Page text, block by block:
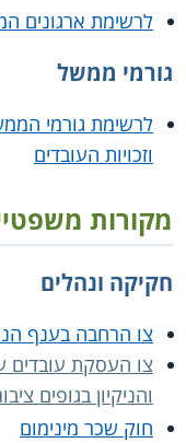
לרשימת ארגונים
גורמי ממשל
לרשימת גורמי
וזכויות העובדים
מקורות
חקיקה ונהלים
צו הרחבה בענף
צו העסקת עובדים
והניקיון בגופים
חוק שכר מינימום